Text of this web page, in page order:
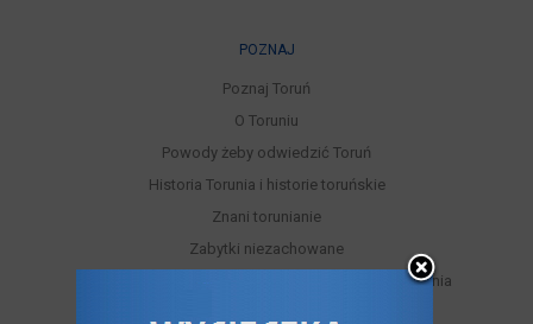
POZNAJ
Poznaj Toruń
O Toruniu
Powody żeby odwiedzić Toruń
Historia Torunia i historie toruńskie
Znani torunianie
Zabytki niezachowane
Miejskie trasy turystyczne samodzielnego zwiedzania